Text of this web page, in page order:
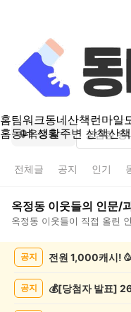
홈팀워크동네산책런마일
홈동네 생활주변 산책산
옥정동
전체글 공지 인기
옥정동 이웃들의 인문/
옥정동 이웃들이 직접 올린
공지 전원 1,000캐시!
공지